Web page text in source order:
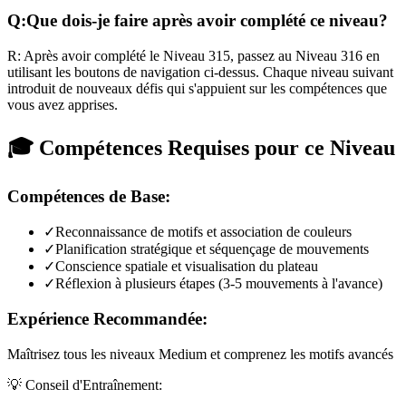
Q:Que dois-je faire après avoir complété ce niveau?
R: Après avoir complété le Niveau 315, passez au Niveau 316 en
utilisant les boutons de navigation ci-dessus. Chaque niveau suivant
introduit de nouveaux défis qui s'appuient sur les compétences que
vous avez apprises.
🎓 Compétences Requises pour ce Niveau
Compétences de Base:
✓Reconnaissance de motifs et association de couleurs
✓Planification stratégique et séquençage de mouvements
✓Conscience spatiale et visualisation du plateau
✓Réflexion à plusieurs étapes (3-5 mouvements à l'avance)
Expérience Recommandée:
Maîtrisez tous les niveaux Medium et comprenez les motifs avancés
💡 Conseil d'Entraînement: